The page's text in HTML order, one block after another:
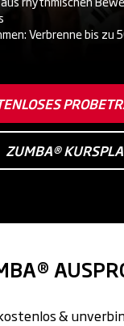
Verbrenne bis zu
ZUMBA®
&